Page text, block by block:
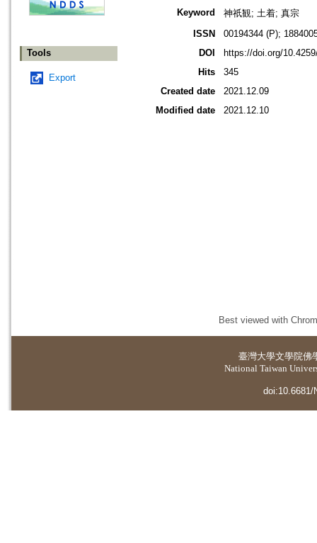
Tools
Export
Keyword
神祇観; 土着; 真宗
ISSN
00194344 (P);
DOI
https://doi.org/
Hits
345
Created date
2021.12.09
Modified date
2021.12.10
Best viewed with
臺灣大學文學院佛
National Taiwan
doi:10.6681/